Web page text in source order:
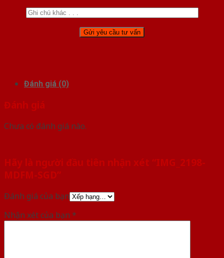
Đánh giá (0)
Đánh giá
Chưa có đánh giá nào.
Hãy là người đầu tiên nhận xét “IMG_2198-
MDFM-SGD”
Đánh giá của bạn
Nhận xét của bạn *